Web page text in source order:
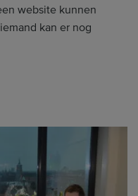
website kunnen
kan er nog